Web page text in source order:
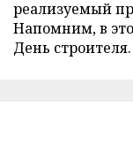
реализуемый
Напомним, в это
День строителя.